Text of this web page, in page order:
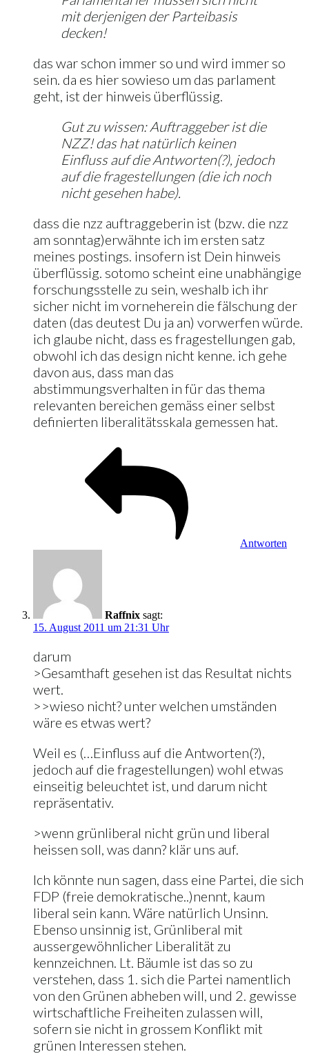
mit derjenigen der Parteibasis
decken!
das war schon immer so und wird immer so
sein. da es hier sowieso um das parlament
geht, ist der hinweis überflüssig.
Gut zu wissen: Auftraggeber ist die
NZZ! das hat natürlich keinen
Einfluss auf die Antworten(?), jedoch
auf die fragestellungen (die ich noch
nicht gesehen habe).
dass die nzz auftraggeberin ist (bzw. die nzz
am sonntag)erwähnte ich im ersten satz
meines postings. insofern ist Dein hinweis
überflüssig. sotomo scheint eine unabhängige
forschungsstelle zu sein, weshalb ich ihr
sicher nicht im vorneherein die fälschung der
daten (das deutest Du ja an) vorwerfen würde.
ich glaube nicht, dass es fragestellungen gab,
obwohl ich das design nicht kenne. ich gehe
davon aus, dass man das
abstimmungsverhalten in für das thema
relevanten bereichen gemäss einer selbst
definierten liberalitätsskala gemessen hat.
Antworten
Raffnix sagt:
15. August 2011 um 21:31 Uhr
darum
>Gesamthaft gesehen ist das Resultat nichts
wert.
>>wieso nicht? unter welchen umständen
wäre es etwas wert?
Weil es (…Einfluss auf die Antworten(?),
jedoch auf die fragestellungen) wohl etwas
einseitig beleuchtet ist, und darum nicht
repräsentativ.
>wenn grünliberal nicht grün und liberal
heissen soll, was dann? klär uns auf.
Ich könnte nun sagen, dass eine Partei, die sich
FDP (freie demokratische..)nennt, kaum
liberal sein kann. Wäre natürlich Unsinn.
Ebenso unsinnig ist, Grünliberal mit
aussergewöhnlicher Liberalität zu
kennzeichnen. Lt. Bäumle ist das so zu
verstehen, dass 1. sich die Partei namentlich
von den Grünen abheben will, und 2. gewisse
wirtschaftliche Freiheiten zulassen will,
sofern sie nicht in grossem Konflikt mit
grünen Interessen stehen.